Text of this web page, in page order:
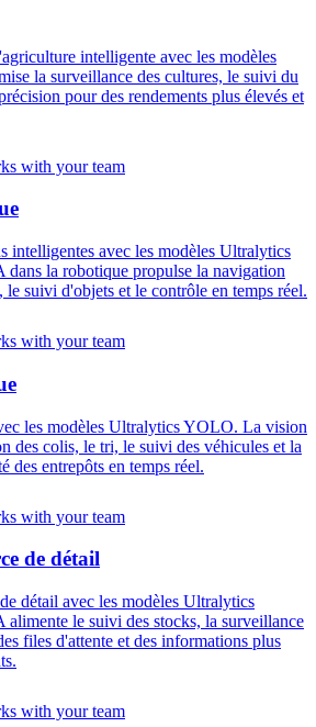
intelligente avec les modèles
la surveillance des cultures, le suivi du
pour des rendements plus élevés et
intelligentes avec les modèles Ultralytics
la robotique propulse la navigation
le suivi d'objets et le contrôle en temps réel.
les modèles Ultralytics YOLO. La vision
des colis, le tri, le suivi des véhicules et la
des entrepôts en temps réel.
de détail
détail avec les modèles Ultralytics
le suivi des stocks, la surveillance
files d'attente et des informations plus